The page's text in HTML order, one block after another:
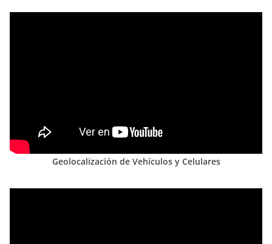
Geolocalización de Vehículos y Celulares